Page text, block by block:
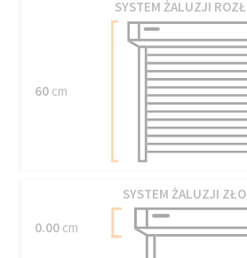
SYSTEM ŻALUZJI
60 cm
SYSTEM ŻALUZJI
0.00 cm